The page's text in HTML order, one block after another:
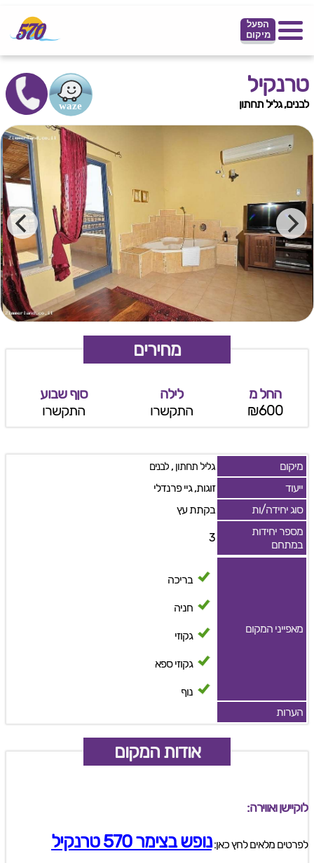
הפעל
מיקום
טרנקיל
לבנים, גליל תחתון
מחירים
החל מ
₪600
לילה
התקשרו
סןף שבוע
התקשרו
מיקום גליל תחתון, לבנים
ייעוד
זוגות, גיי פרנדלי
סוג יחידה/ות
בקתת עץ
מספר יחידות
במתחם
3
מאפייני המקום
בריכה
חניה
גקוזי
גקוזי ספא
נוף
הערות
אודות המקום
לוקיישן ואווירה:
לפרטים מלאים לחץ כאן:נופש בצימר 570 טרנקיל